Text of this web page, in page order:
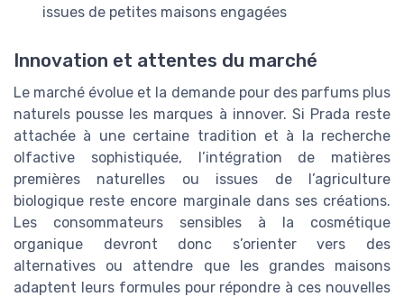
issues de petites maisons engagées
Innovation et attentes du marché
Le marché évolue et la demande pour des parfums plus
naturels pousse les marques à innover. Si Prada reste
attachée à une certaine tradition et à la recherche
olfactive sophistiquée, l’intégration de matières
premières naturelles ou issues de l’agriculture
biologique reste encore marginale dans ses créations.
Les consommateurs sensibles à la cosmétique
organique devront donc s’orienter vers des
alternatives ou attendre que les grandes maisons
adaptent leurs formules pour répondre à ces nouvelles